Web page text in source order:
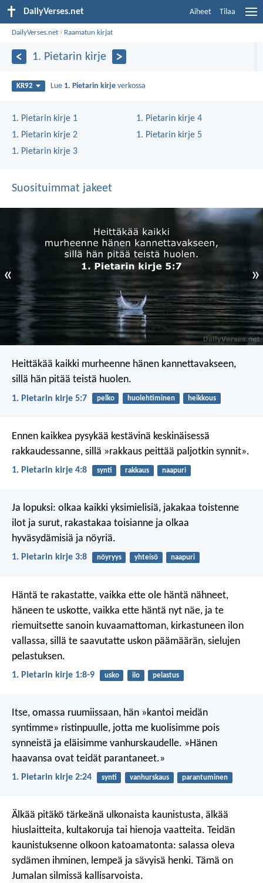
DailyVerses.net Aiheet Tilaa
DailyVerses.net › Raamatun kirjat
1. Pietarin kirje
KR92 Lue 1. Pietarin kirje verkossa
1. Pietarin kirje 1
1. Pietarin kirje 2
1. Pietarin kirje 3
1. Pietarin kirje 4
1. Pietarin kirje 5
Suosituimmat jakeet
« »
Heittäkää kaikki murheenne hänen kannettavakseen,
sillä hän pitää teistä huolen.
1. Pietarin kirje 5:7 pelko huolehtiminen heikkous
Ennen kaikkea pysykää kestävinä keskinäisessä
rakkaudessanne, sillä »rakkaus peittää paljotkin synnit».
1. Pietarin kirje 4:8 synti rakkaus naapuri
Ja lopuksi: olkaa kaikki yksimielisiä, jakakaa toistenne
ilot ja surut, rakastakaa toisianne ja olkaa
hyväsydämisiä ja nöyriä.
1. Pietarin kirje 3:8 nöyryys yhteisö naapuri
Häntä te rakastatte, vaikka ette ole häntä nähneet,
häneen te uskotte, vaikka ette häntä nyt näe, ja te
riemuitsette sanoin kuvaamattoman, kirkastuneen ilon
vallassa, sillä te saavutatte uskon päämäärän, sielujen
pelastuksen.
1. Pietarin kirje 1:8-9 usko ilo pelastus
Itse, omassa ruumiissaan, hän »kantoi meidän
syntimme» ristinpuulle, jotta me kuolisimme pois
synneistä ja eläisimme vanhurskaudelle. »Hänen
haavansa ovat teidät parantaneet.»
1. Pietarin kirje 2:24 synti vanhurskaus parantuminen
Älkää pitäkö tärkeänä ulkonaista kaunistusta, älkää
hiuslaitteita, kultakoruja tai hienoja vaatteita. Teidän
kaunistuksenne olkoon katoamatonta: salassa oleva
sydämen ihminen, lempeä ja sävyisä henki. Tämä on
Jumalan silmissä kallisarvoista.